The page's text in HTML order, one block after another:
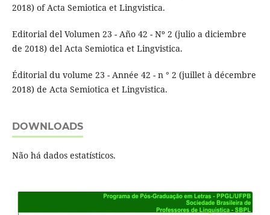
2018) of Acta Semiotica et Lingvistica.
Editorial del Volumen 23 - Año 42 - Nº 2 (julio a diciembre
de 2018) del Acta Semiotica et Lingvistica.
Éditorial du volume 23 - Année 42 - n ° 2 (juillet à décembre
2018) de Acta Semiotica et Lingvistica.
DOWNLOADS
Não há dados estatísticos.